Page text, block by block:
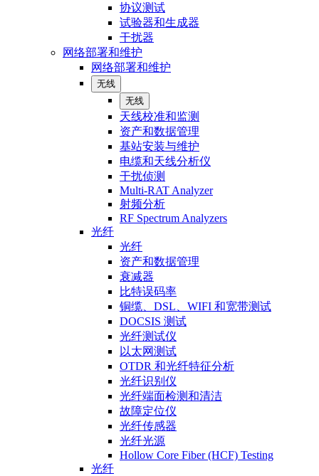
协议测试
试验器和生成器
干扰器
网络部署和维护
网络部署和维护
无线
无线
天线校准和监测
资产和数据管理
基站安装与维护
电缆和天线分析仪
干扰侦测
Multi-RAT Analyzer
射频分析
RF Spectrum Analyzers
光纤
光纤
资产和数据管理
衰减器
比特误码率
铜缆、DSL、WIFI 和宽带测试
DOCSIS 测试
光纤测试仪
以太网测试
OTDR 和光纤特征分析
光纤识别仪
光纤端面检测和清洁
故障定位仪
光纤传感器
光纤光源
Hollow Core Fiber (HCF) Testing
光纤